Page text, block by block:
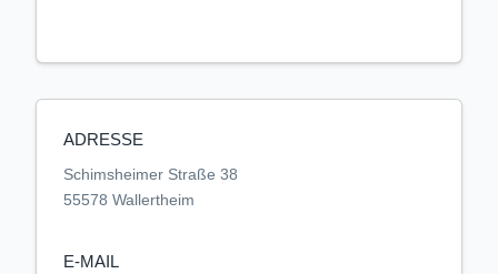
ADRESSE
Schimsheimer Straße 38
55578 Wallertheim
E-MAIL